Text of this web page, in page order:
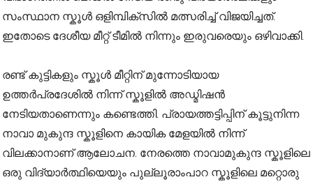
സംസ്ഥാന സ്കൂൾ ഒളിമ്പിക്സിൽ മത്സരിച്ച് വിജയിച്ചത്.
ഇതോടെ ദേശീയ മീറ്റ് ടീമിൽ നിന്നും ഇരുവരെയും ഒഴിവാക്കി.
രണ്ട് കുട്ടികളും സ്കൂൾ മീറ്റിന് മുന്നോടിയായ
ഉത്തർപ്രദേശിൽ നിന്ന് സ്കൂളിൽ അഡ്മിഷൻ
നേടിയതാണെന്നും കണ്ടെത്തി. പ്രായത്തട്ടിപ്പിന് കൂട്ടുനിന്ന
നാവാ മുകുന്ദ സ്കൂളിനെ കായിക മേളയിൽ നിന്ന്
വിലക്കാനാണ് ആലോചന. നേരത്തെ നാവാമുകുന്ദ സ്കൂളിലെ
ഒരു വിദ്യാർത്ഥിയെയും പുല്ലൂരാംപാറ സ്കൂളിലെ മറ്റൊരു